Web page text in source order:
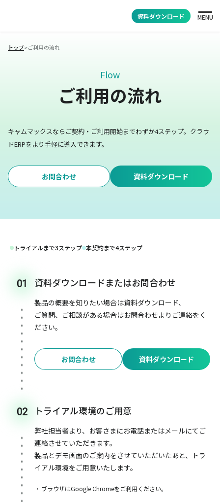
資料ダウンロード MENU
トップ>ご利用の流れ
Flow
ご利用の流れ
キャムマックスならご契約・ご利用開始までわずか4ステップ。 クラウ
ドERPをより手軽に導入できます。
お問合わせ 資料ダウンロード
トライアルまで3ステップ 本契約まで4ステップ
01 資料ダウンロードまたはお問合わせ
製品の概要を知りたい場合は資料ダウンロード、
ご質問、ご相談がある場合はお問合わせよりご連絡をく
ださい。
お問合わせ 資料ダウンロード
02 トライアル環境のご用意
弊社担当者より、お客さまにお電話またはメールにてご
連絡させていただきます。
製品とデモ画面のご案内をさせていただいたあと、トラ
イアル環境をご用意いたします。
ブラウザはGoogle Chromeをご利用ください。